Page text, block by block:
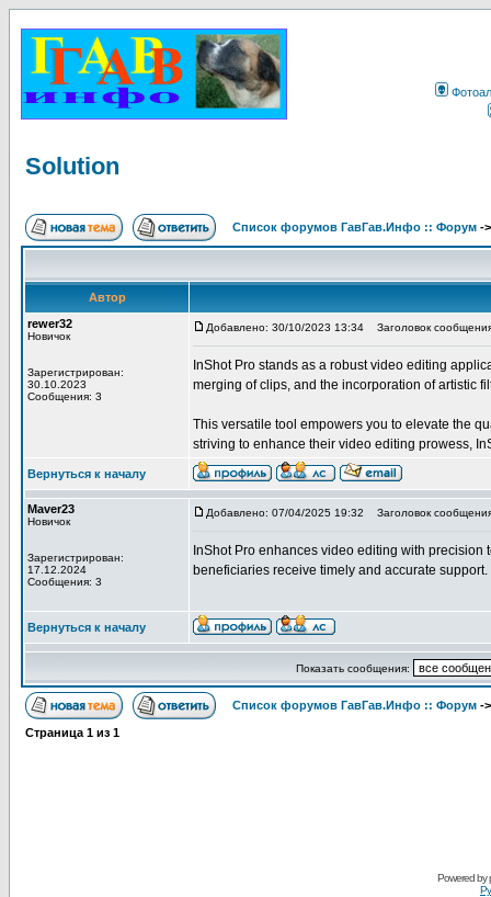
Solution
Список форумов ГавГав.Инфо :: Форум -
Автор
rewer32
Новичок
Зарегистрирован:
30.10.2023
Сообщения: 3
Добавлено: 30/10/2023 13:34 Заголовок
InShot Pro stands as a robust video editing
merging of clips, and the incorporation of artistic
This versatile tool empowers you to elevate the
striving to enhance their video editing prowess,
Вернуться к началу
Maver23
Новичок
Зарегистрирован:
17.12.2024
Сообщения: 3
Добавлено: 07/04/2025 19:32 Заголовок
InShot Pro enhances video editing with precision
beneficiaries receive timely and accurate support.
Вернуться к началу
Показать сообщения:
Список форумов ГавГав.Инфо :: Форум -
Страница 1 из 1
Powered by